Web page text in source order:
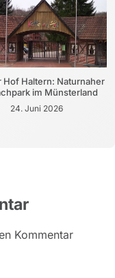
Hof Haltern: Naturnaher
im Münsterland
24. Juni 2026
Kommentar